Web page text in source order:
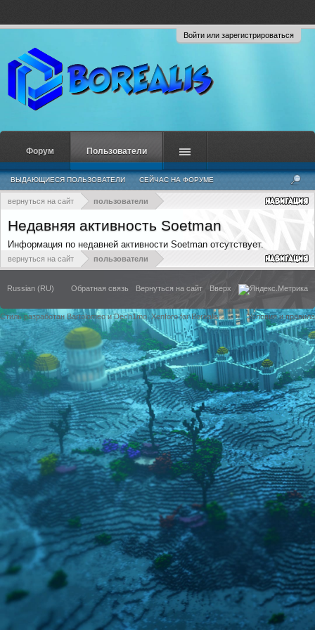
Войти или зарегистрироваться
вернуться на сайт пользователи
Недавняя активность Soetman
Информация по недавней активности Soetman отсутствует.
вернуться на сайт пользователи
Форум Пользователи
ВЫДАЮЩИЕСЯ ПОЛЬЗОВАТЕЛИ СЕЙЧАС НА ФОРУМЕ
НЕДАВНЯЯ АКТИВНОСТЬ НОВЫЕ СООБЩЕНИЯ ПРОФИЛЯ
Russian (RU) Обратная связь Вернуться на сайт Вверх
Стиль разработан Bartolomeo и Dech1moXenforo for Borealis Условия и правила